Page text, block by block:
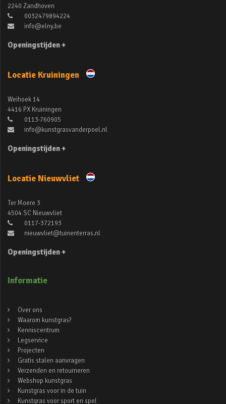
2240 Zandhoven
0032479894224
info@elny.be
Openingstijden +
Locatie Kruiningen
Weihoek 14
4416 PX Kruiningen
0113-760905
info@kunstgrasvanderpoel.nl
Openingstijden +
Locatie Nieuwvliet
Ter Moere 3
4504 SC Nieuwvliet
0117-372193
nieuwvliet@tuinenterras.nl
Openingstijden +
Informatie
Over ons
Waarom kunstgras?
Kenniscentrum
Legservice
Projecten
Gratis stalen aanvragen
Verzenden en retourneren
Webshop kunstgras
Kunstgras voor in de tuin
Kunstgras voor sport en spel